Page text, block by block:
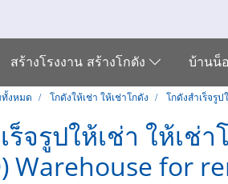
สร้างโรงงาน สร้างโกดัง บ้านน็
งหมด โกดังให้เช่า ให้เช่าโกดัง โกดังสำเร็จรูป
ร็จรูปให้เช่า ให้เ
Warehouse for